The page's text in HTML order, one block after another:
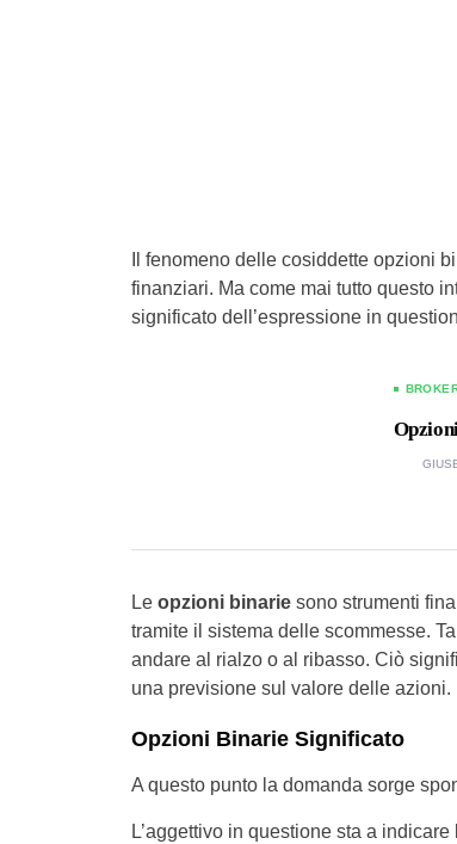
Il fenomeno delle cosiddette opzioni
finanziari. Ma come mai tutto questo
significato dell’espressione in
Le opzioni binariesono strumenti
tramite il sistema delle scommesse.
andare al rialzo o al ribasso. Ciò
una previsione sul valore delle azioni.
Opzioni Binarie Significato
A questo punto la domanda sorge
L’aggettivo in questione sta a